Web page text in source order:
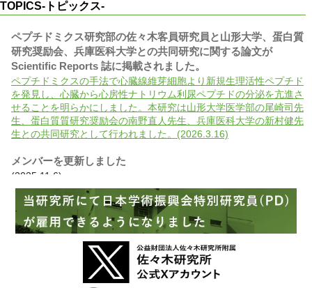
TOPICS-トピックス-
ペプチドミクス研究部の佐々木客員研究員と山形大学、蛋白質
研究奨励会、兵庫医科大学との共同研究に関する論文が
Scientific Reports 誌に掲載されました。
ペプチドミクスの手法で心臓線維芽細胞より新規生理活性ペプチド
を発見し、心臓から心房性ナトリウム利尿ペプチドの分泌を亢進さ
せることを明らかにしました。本研究は山形大学医学部の尾崎司先
生、蛋白質質研究奨励会の南野直人先生、兵庫医科大学の新村健先
生との共同研究として行われました。(2026.3.16)
メンバーを更新しました
(2025.11.6)
腫瘍細胞研究部の山口部長が翻訳を担当した本が出版されまし
た。
がんの生物学から予防、診断、治療まで、多くのたとえ話や逸話を
用いてわかりやすく書かれた一般向けの本です。(2025.10.22)
当研究所の菅野康吉兼任研究員（附属杏雲堂病院遺伝子診療